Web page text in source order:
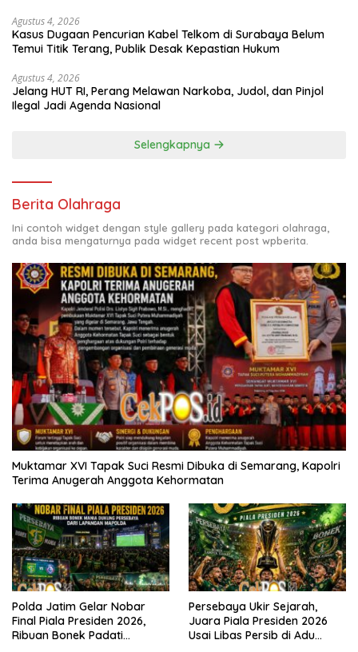
Agustus 4, 2026
Kasus Dugaan Pencurian Kabel Telkom di Surabaya Belum
Temui Titik Terang, Publik Desak Kepastian Hukum
Agustus 4, 2026
Jelang HUT RI, Perang Melawan Narkoba, Judol, dan Pinjol
Ilegal Jadi Agenda Nasional
Selengkapnya
Berita Olahraga
Ini contoh widget dengan style gallery pada kategori olahraga,
anda bisa mengaturnya pada widget recent post wpberita.
Muktamar XVI Tapak Suci Resmi Dibuka di Semarang, Kapolri
Terima Anugerah Anggota Kehormatan
Polda Jatim Gelar Nobar
Final Piala Presiden 2026,
Ribuan Bonek Padati
Persebaya Ukir Sejarah,
Juara Piala Presiden 2026
Usai Libas Persib di Adu